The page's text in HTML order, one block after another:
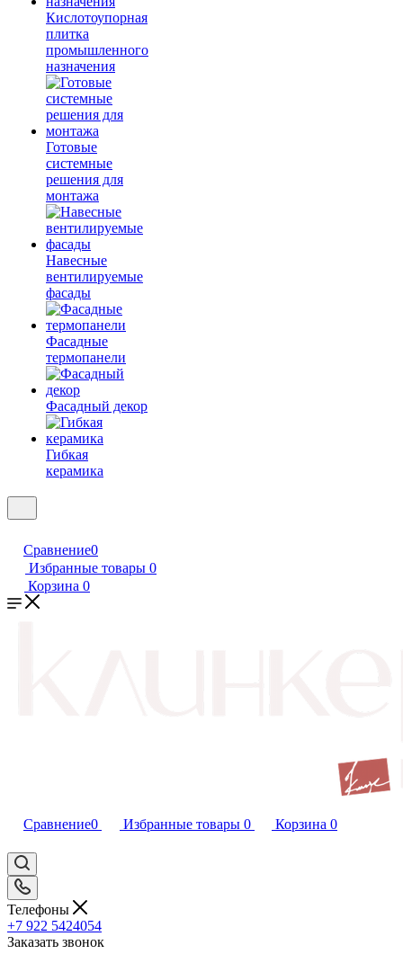
Кислотоупорная
плитка
промышленного
назначения
Готовые
системные
решения для
монтажа
Навесные
вентилируемые
фасады
Фасадные
термопанели
Фасадный декор
Гибкая
керамика
Сравнение0
Избранные товары 0
Корзина 0
Сравнение0 Избранные товары 0 Корзина 0
Телефоны
+7 922 5424054
Заказать звонок